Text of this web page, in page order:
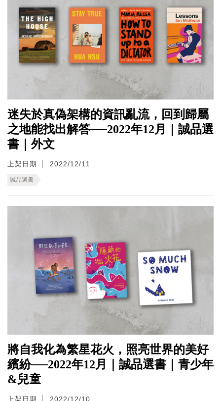
迷失於真偽架構的資訊亂流，回到歸屬
之地能找出解答──2022年12月｜誠品選
書｜外文
上架日期 2022/12/11
誠品選書
將自我化為繁星花火，照亮世界的美好
繽紛──2022年12月｜誠品選書｜青少年
&兒童
上架日期 2022/12/10